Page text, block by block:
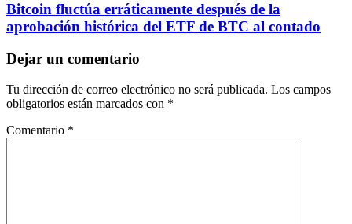
Bitcoin fluctúa erráticamente después de la
aprobación histórica del ETF de BTC al contado
Dejar un comentario
Tu dirección de correo electrónico no será publicada. Los campos
obligatorios están marcados con *
Comentario *